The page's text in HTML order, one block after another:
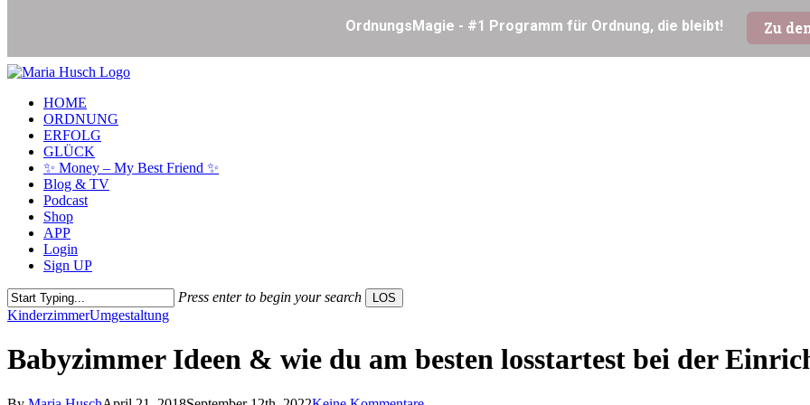
Skip
main
content
Menu
HOME
ORDNUNG
ERFOLG
GLÜCK
✨ Money – My Best Friend ✨
Blog & TV
Podcast
Shop
APP
Login
Sign UP
Press enter to begin your search LOS
Close
KinderzimmerUmgestaltung
Babyzimmer Ideen & wie du am besten losstartest bei der